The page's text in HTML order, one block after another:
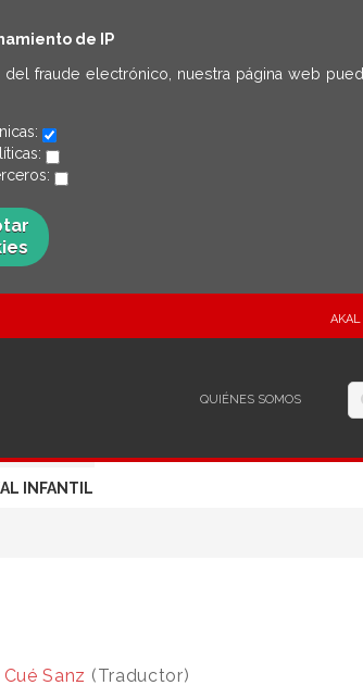
de IP
fraude electrónico, nuestra página web
QUIÉNES SOMOS
INFANTIL
Sanz (Traductor)